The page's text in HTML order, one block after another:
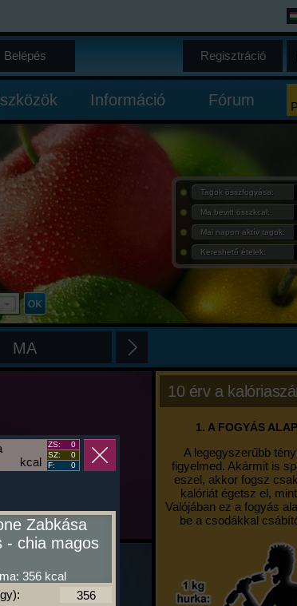
Belépés Regisztráció
Információ Fórum
Tagok összfogyása:
Ma bevitt összkcal:
Mai napon aktív tagok:
Kereshető ételek:
MA
10 érv a
1. A FOGYÁS
A legegyszerűbb
figyelmed. Akármit is
eszel, akkor fogsz
kalóriát égetsz el,
Valójában ez a fogyás
be a csodákkal
kcal
ZS:
0
SZ:
0
F:
0
Zabkása
- chia magos
356 kcal